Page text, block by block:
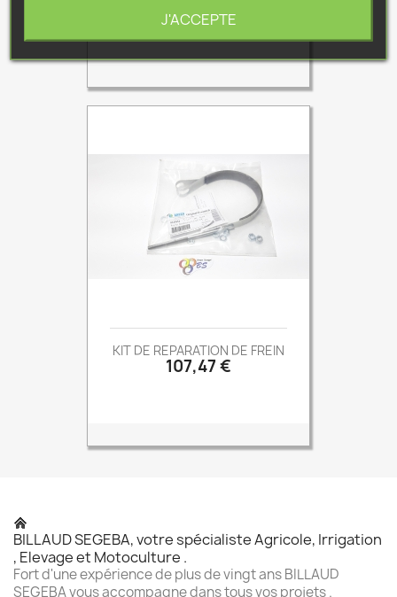
KIT DE REPARATION DE FREIN
Prix
107,47 €
BILLAUD SEGEBA, votre spécialiste Agricole, Irrigation
, Elevage et Motoculture .
Fort d'une expérience de plus de vingt ans BILLAUD
SEGEBA vous accompagne dans tous vos projets .
J'ACCEPTE